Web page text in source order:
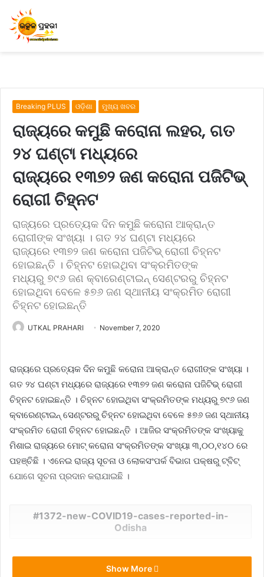
Breaking PLUS ଓଡ଼ିଶା ମୁଖ୍ୟ ଖବର
ରାଜ୍ୟରେ କମୁଛି କରୋନା ଲହର, ଗତ
୨୪ ଘଣ୍ଟା ମଧ୍ୟରେ
ରାଜ୍ୟରେ ୧୩୭୨ ଜଣ କରୋନା ପଜିଟିଭ୍
ରୋଗୀ ଚିହ୍ନଟ
ରାଜ୍ୟରେ ପ୍ରତ୍ୟେକ ଦିନ କମୁଛି କରୋନା ଆକ୍ରାନ୍ତ
ରୋଗୀଙ୍କ ସଂଖ୍ୟା । ଗତ ୨୪ ଘଣ୍ଟା ମଧ୍ୟରେ
ରାଜ୍ୟରେ ୧୩୭୨ ଜଣ କରୋନା ପଜିଟିଭ୍ ରୋଗୀ ଚିହ୍ନଟ
ହୋଇଛନ୍ତି । ଚିହ୍ନଟ ହୋଇଥିବା ସଂକ୍ରମିତଙ୍କ
ମଧ୍ୟରୁ ୭୯୬ ଜଣ କ୍ବାରେଣ୍ଟାଇନ୍‌ ସେଣ୍ଟରରୁ ଚିହ୍ନଟ
ହୋଇଥିବା ବେଳେ ୫୭୬ ଜଣ ସ୍ଥାନୀୟ ସଂକ୍ରମିତ ରୋଗୀ
ଚିହ୍ନଟ ହୋଇଛନ୍ତି
UTKAL PRAHARI November 7, 2020
ରାଜ୍ୟରେ ପ୍ରତ୍ୟେକ ଦିନ କମୁଛି କରୋନା ଆକ୍ରାନ୍ତ ରୋଗୀଙ୍କ ସଂଖ୍ୟା ।
ଗତ ୨୪ ଘଣ୍ଟା ମଧ୍ୟରେ ରାଜ୍ୟରେ ୧୩୭୨ ଜଣ କରୋନା ପଜିଟିଭ୍ ରୋଗୀ
ଚିହ୍ନଟ ହୋଇଛନ୍ତି । ଚିହ୍ନଟ ହୋଇଥିବା ସଂକ୍ରମିତଙ୍କ ମଧ୍ୟରୁ ୭୯୬ ଜଣ
କ୍ବାରେଣ୍ଟାଇନ୍‌ ସେଣ୍ଟରରୁ ଚିହ୍ନଟ ହୋଇଥିବା ବେଳେ ୫୭୬ ଜଣ ସ୍ଥାନୀୟ
ସଂକ୍ରମିତ ରୋଗୀ ଚିହ୍ନଟ ହୋଇଛନ୍ତି । ଆଜିର ସଂକ୍ରମିତଙ୍କ ସଂଖ୍ୟାକୁ
ମିଶାଇ ରାଜ୍ୟରେ ମୋଟ୍ କରୋନା ସଂକ୍ରମିତଙ୍କ ସଂଖ୍ୟା ୩,୦୦,୧୪୦ ରେ
ପହଞ୍ଚିଛି । ଏନେଇ ରାଜ୍ୟ ସୂଚନା ଓ ଲୋକସଂପର୍କ ବିଭାଗ ପକ୍ଷରୁ ଟ୍ବିଟ୍
ଯୋଗେ ସୂଚନା ପ୍ରଦାନ କରାଯାଇଛି ।
1372-new-COVID19-cases-reported-in-
Odisha
Show More